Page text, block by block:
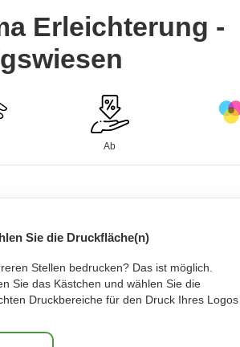
Erleichterung -
Ab
Sie die Druckfläche(n)
Stellen bedrucken? Das ist möglich.
Sie das Kästchen und wählen Sie die
Druckbereiche für den Druck Ihres Logos